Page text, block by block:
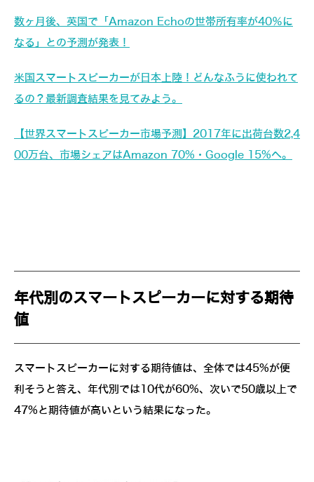
数ヶ月後、英国で「Amazon Echoの世帯所有率が40％に
なる」との予測が発表！
米国スマートスピーカーが日本上陸！どんなふうに使われて
るの？最新調査結果を見てみよう。
【世界スマートスピーカー市場予測】2017年に出荷台数2,4
00万台、市場シェアはAmazon 70%・Google 15%へ。
年代別のスマートスピーカーに対する期待
値
スマートスピーカーに対する期待値は、全体では45%が便
利そうと答え、年代別では10代が60%、次いで50歳以上で
47%と期待値が高いという結果になった。